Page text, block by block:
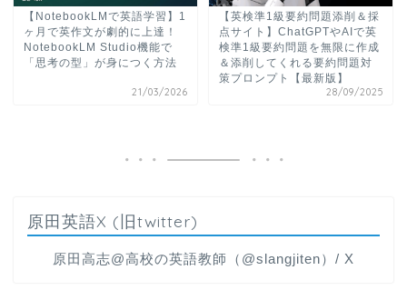
【NotebookLMで英語学習】1
ヶ月で英作文が劇的に上達！
NotebookLM Studio機能で
「思考の型」が身につく方法
21/03/2026
【英検準1級要約問題添削＆採
点サイト】ChatGPTやAIで英
検準1級要約問題を無限に作成
＆添削してくれる要約問題対
策プロンプト【最新版】
28/09/2025
原田英語X (旧twitter)
原田高志@高校の英語教師（@slangjiten）/ X